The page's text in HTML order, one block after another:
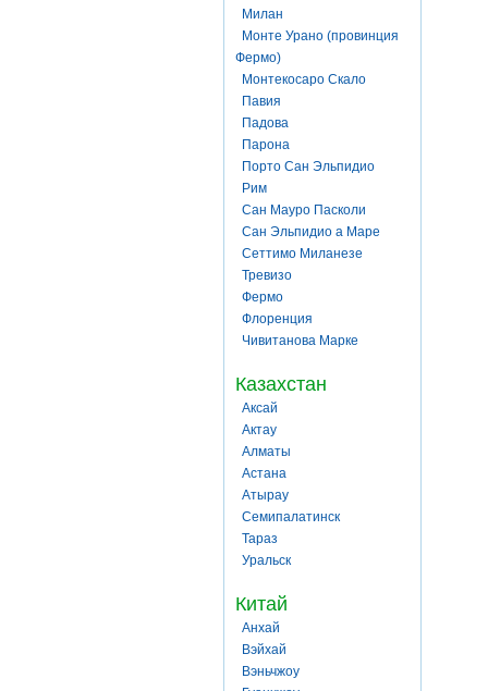
Милан
Монте Урано (провинция
Фермо)
Монтекосаро Скало
Павия
Падова
Парона
Порто Сан Эльпидио
Рим
Сан Мауро Пасколи
Сан Эльпидио а Маре
Сеттимо Миланезе
Тревизо
Фермо
Флоренция
Чивитанова Марке
Казахстан
Аксай
Актау
Алматы
Астана
Атырау
Семипалатинск
Тараз
Уральск
Китай
Анхай
Вэйхай
Вэньчжоу